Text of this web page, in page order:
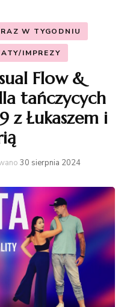
W TYGODNIU
IMPREZY
Flow &
tańczycych
z Łukaszem i
30 sierpnia 2024